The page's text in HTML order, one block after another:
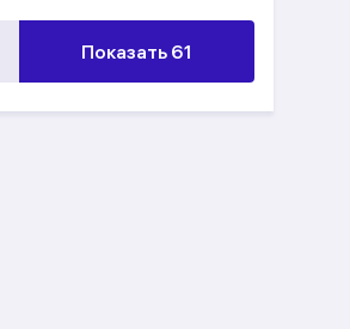
Показать 61